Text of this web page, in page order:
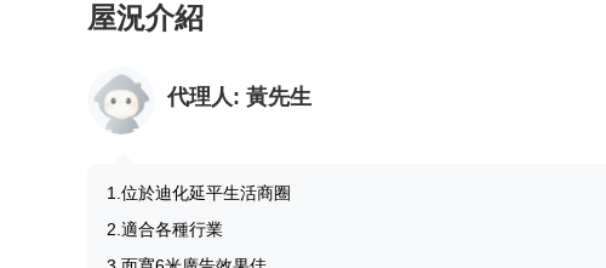
屋況介紹
代理人: 黃先生
1.位於迪化延平生活商圈
2.適合各種行業